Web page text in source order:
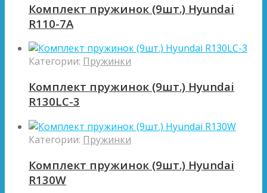
Комплект пружинок (9шт.) Hyundai
R110-7A
Категории: Пружинки
Комплект пружинок (9шт.) Hyundai
R130LC-3
Категории: Пружинки
Комплект пружинок (9шт.) Hyundai
R130W